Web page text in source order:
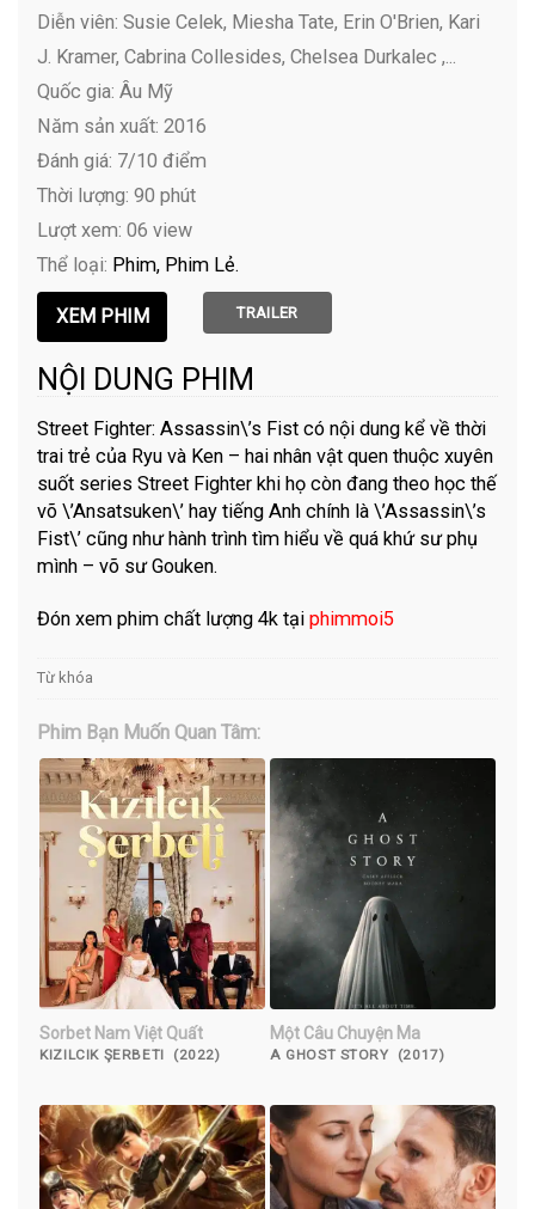
Diễn viên: Susie Celek, Miesha Tate, Erin O'Brien, Kari
J. Kramer, Cabrina Collesides, Chelsea Durkalec ,...
Quốc gia: Âu Mỹ
Năm sản xuất: 2016
Đánh giá: 7/10 điểm
Thời lượng: 90 phút
Lượt xem: 06 view
Thể loại: Phim Phim Lẻ
TRAILER
NỘI DUNG PHIM
Street Fighter: Assassin\’s Fist có nội dung kể về thời
trai trẻ của Ryu và Ken – hai nhân vật quen thuộc xuyên
suốt series Street Fighter khi họ còn đang theo học thế
võ \’Ansatsuken\’ hay tiếng Anh chính là \’Assassin\’s
Fist\’ cũng như hành trình tìm hiểu về quá khứ sư phụ
mình – võ sư Gouken.
Đón xem phim chất lượng 4k tạiphimmoi5
Từ khóa
Phim Bạn Muốn Quan Tâm:
Sorbet Nam Việt Quất
KIZILCIK ŞERBETI (2022)
Một Câu Chuyện Ma
A GHOST STORY (2017)